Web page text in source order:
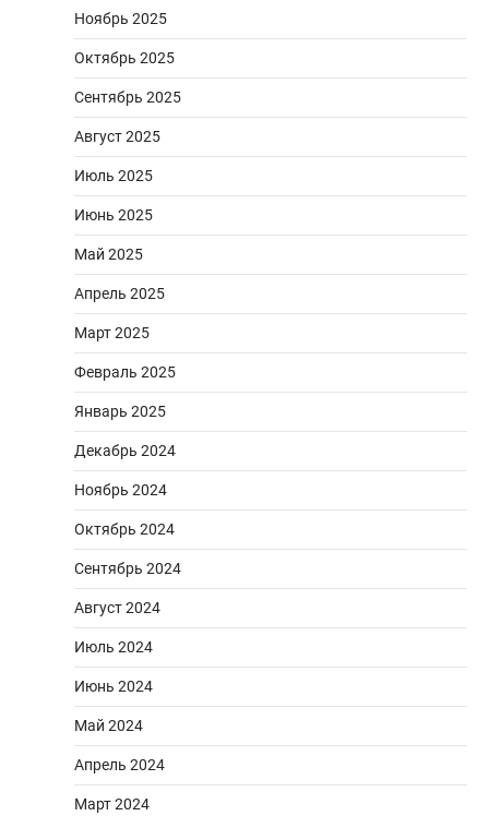
Ноябрь 2025
Октябрь 2025
Сентябрь 2025
Август 2025
Июль 2025
Июнь 2025
Май 2025
Апрель 2025
Март 2025
Февраль 2025
Январь 2025
Декабрь 2024
Ноябрь 2024
Октябрь 2024
Сентябрь 2024
Август 2024
Июль 2024
Июнь 2024
Май 2024
Апрель 2024
Март 2024